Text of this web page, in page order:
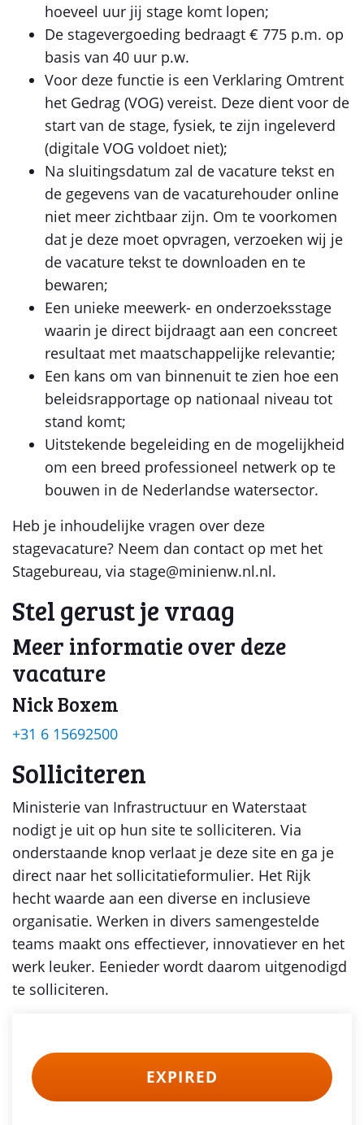
hoeveel uur jij stage komt lopen;
De stagevergoeding bedraagt € 775 p.m. op
basis van 40 uur p.w.
Voor deze functie is een Verklaring Omtrent
het Gedrag (VOG) vereist. Deze dient voor de
start van de stage, fysiek, te zijn ingeleverd
(digitale VOG voldoet niet);
Na sluitingsdatum zal de vacature tekst en
de gegevens van de vacaturehouder online
niet meer zichtbaar zijn. Om te voorkomen
dat je deze moet opvragen, verzoeken wij je
de vacature tekst te downloaden en te
bewaren;
Een unieke meewerk- en onderzoeksstage
waarin je direct bijdraagt aan een concreet
resultaat met maatschappelijke relevantie;
Een kans om van binnenuit te zien hoe een
beleidsrapportage op nationaal niveau tot
stand komt;
Uitstekende begeleiding en de mogelijkheid
om een breed professioneel netwerk op te
bouwen in de Nederlandse watersector.
Heb je inhoudelijke vragen over deze
stagevacature? Neem dan contact op met het
Stagebureau, via stage@minienw.nl.nl.
Stel gerust je vraag
Meer informatie over deze
vacature
Nick Boxem
+31 6 15692500
Solliciteren
Ministerie van Infrastructuur en Waterstaat
nodigt je uit op hun site te solliciteren. Via
onderstaande knop verlaat je deze site en ga je
direct naar het sollicitatieformulier. Het Rijk
hecht waarde aan een diverse en inclusieve
organisatie. Werken in divers samengestelde
teams maakt ons effectiever, innovatiever en het
werk leuker. Eenieder wordt daarom uitgenodigd
te solliciteren.
EXPIRED